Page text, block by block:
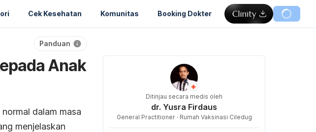
Cek Kesehatan Komunitas Booking Dokter
Panduan
Anak
dalam masa
menjelaskan
Ditinjau secara medis oleh
dr. Yusra Firdaus
General Practitioner · Rumah Vaksinasi Ciledug